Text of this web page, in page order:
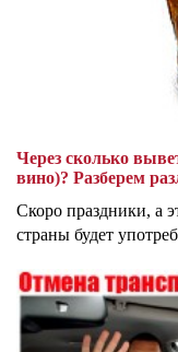
Через сколько
вино)? Разберем
Скоро праздники, а
страны будет